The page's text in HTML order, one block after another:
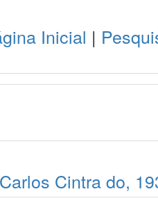
Inicial |
Cintra do,